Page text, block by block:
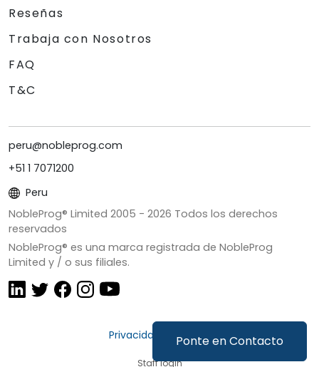
Ponte en Contacto
Reseñas
Trabaja con Nosotros
FAQ
T&C
peru@nobleprog.com
+51 1 7071200
Peru
NobleProg® Limited 2005 - 2026 Todos los derechos
reservados
NobleProg® es una marca registrada de NobleProg
Limited y / o sus filiales.
Privacidad y Cookies
Staff login